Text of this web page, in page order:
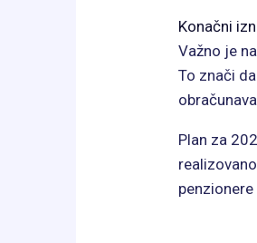
Konačni
Važno je
To znači
Plan za
penzionere